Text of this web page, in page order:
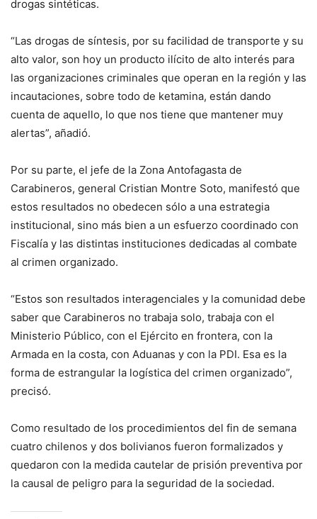
drogas sintéticas.
“Las drogas de síntesis, por su facilidad de transporte y su
alto valor, son hoy un producto ilícito de alto interés para
las organizaciones criminales que operan en la región y las
incautaciones, sobre todo de ketamina, están dando
cuenta de aquello, lo que nos tiene que mantener muy
alertas”, añadió.
Por su parte, el jefe de la Zona Antofagasta de
Carabineros, general Cristian Montre Soto, manifestó que
estos resultados no obedecen sólo a una estrategia
institucional, sino más bien a un esfuerzo coordinado con
Fiscalía y las distintas instituciones dedicadas al combate
al crimen organizado.
“Estos son resultados interagenciales y la comunidad debe
saber que Carabineros no trabaja solo, trabaja con el
Ministerio Público, con el Ejército en frontera, con la
Armada en la costa, con Aduanas y con la PDI. Esa es la
forma de estrangular la logística del crimen organizado”,
precisó.
Como resultado de los procedimientos del fin de semana
cuatro chilenos y dos bolivianos fueron formalizados y
quedaron con la medida cautelar de prisión preventiva por
la causal de peligro para la seguridad de la sociedad.